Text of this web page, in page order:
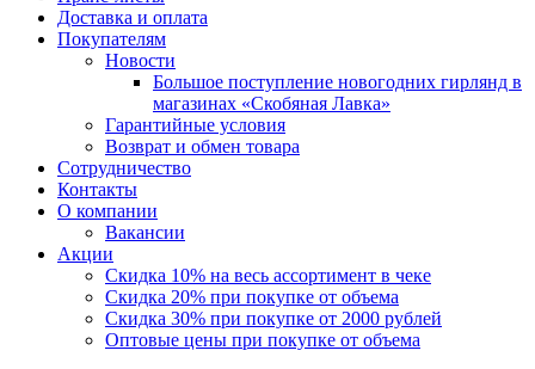
Доставка и оплата
Покупателям
Новости
Большое поступление новогодних гирлянд в
магазинах «Скобяная Лавка»
Гарантийные условия
Возврат и обмен товара
Сотрудничество
Контакты
О компании
Вакансии
Акции
Скидка 10% на весь ассортимент в чеке
Скидка 20% при покупке от объема
Скидка 30% при покупке от 2000 рублей
Оптовые цены при покупке от объема